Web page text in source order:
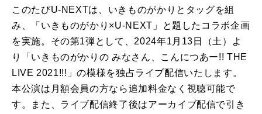
このたびU-NEXTは、いきものがかりとタッグを組
み、「いきものがかり×U-NEXT」と題したコラボ企画
を実施。その第1弾として、2024年1月13日（土）よ
り「いきものがかりの みなさん、こんにつあー!! THE
LIVE 2021!!!」の模様を独占ライブ配信いたします。
本公演は月額会員の方なら追加料金なく視聴可能で
す。また、ライブ配信終了後はアーカイブ配信で引き